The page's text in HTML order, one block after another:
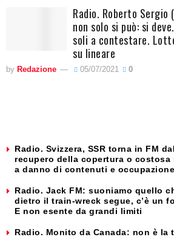
Radio. Roberto Sergio
non solo si può: si
soli a contestare.
su lineare
by Redazione 05/07/2021 0
Radio. Svizzera, SSR torna in FM
recupero della copertura o
a danno di contenuti e
Radio. Jack FM: suoniamo quello
dietro il train-wreck segue, c’è un
E non esente da grandi limiti
Radio. Monito da Canada: non è la